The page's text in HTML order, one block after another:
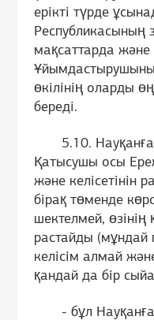
ерікті түрде
Республикасының
мақсаттарда
өкілінің оларды
береді.
5.10.
Қатысушы осы
және келісетінін
бірақ төменде
шектелмей, өзінің
растайды (мұндай
келісім алмай
қандай да бір
- бұл